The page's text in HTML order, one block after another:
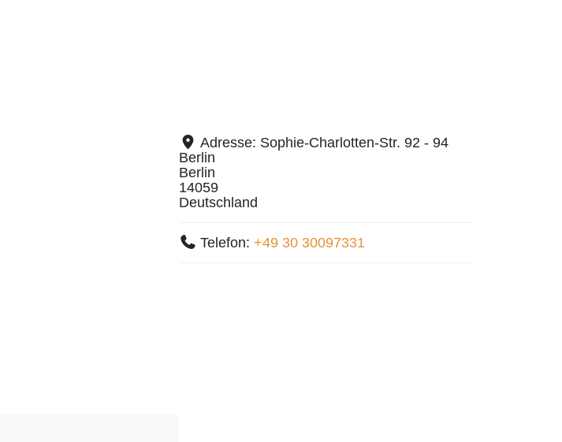
Adresse: Sophie-Charlotten-Str. 92 - 94
Berlin
Berlin
14059
Deutschland
Telefon: +49 30 30097331